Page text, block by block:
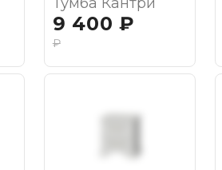
9 400 ₽
₽